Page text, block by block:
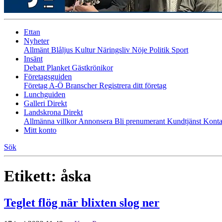
Ettan
Nyheter
Allmänt Blåljus KulturNäringsliv Nöje Politik Sport
Insänt
Debatt Planket Gästkrönikor
Företagsguiden
Företag A-Ö BranscherRegistrera ditt företag
Lunchguiden
Galleri Direkt
Landskrona Direkt
Allmänna villkorAnnonsera Bli prenumerant Kundtjänst
Mitt konto
Sök
Etikett: åska
Teglet flög när blixten slog ner